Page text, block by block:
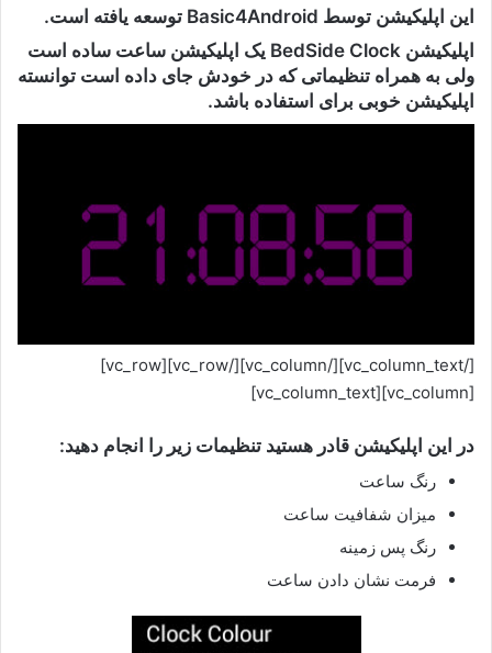
این اپلیکیشن توسط Basic4Android توسعه یافته است.
اپلیکیشن BedSide Clock یک اپلیکیشن ساعت ساده است
ولی به همراه تنظیماتی که در خودش جای داده است توانسته
اپلیکیشن خوبی برای استفاده باشد.
[/vc_column_text][/vc_column][/vc_row][vc_row]
[vc_column][vc_column_text]
در این اپلیکیشن قادر هستید تنظیمات زیر را انجام دهید:
رنگ ساعت
میزان شفافیت ساعت
رنگ پس زمینه
فرمت نشان دادن ساعت